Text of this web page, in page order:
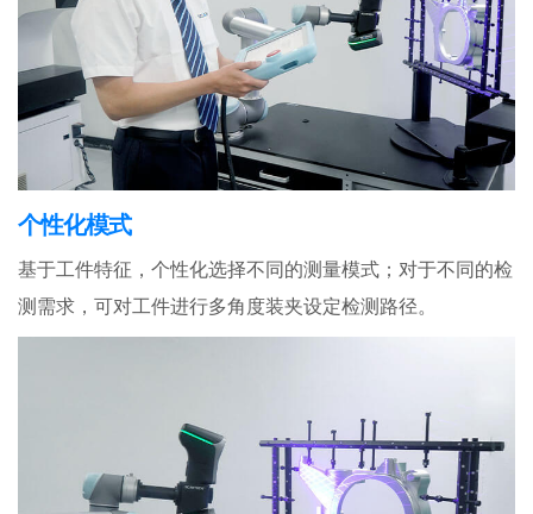
个性化模式
基于工件特征，个性化选择不同的测量模式；对于不同的检
测需求，可对工件进行多角度装夹设定检测路径。